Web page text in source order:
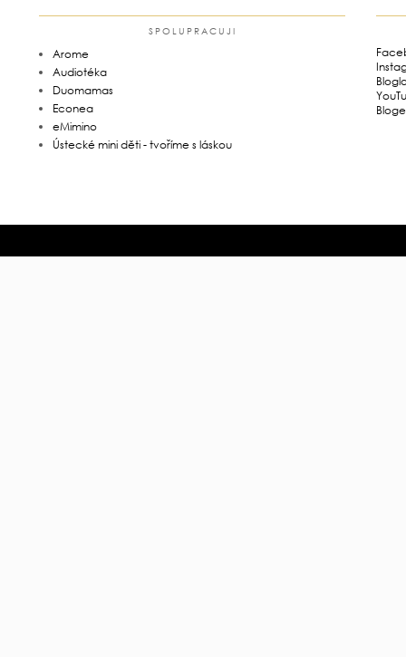
SPOLUPRACUJI
Arome
Audiotéka
Duomamas
Econea
eMimino
Ústecké mini děti - tvoříme s láskou